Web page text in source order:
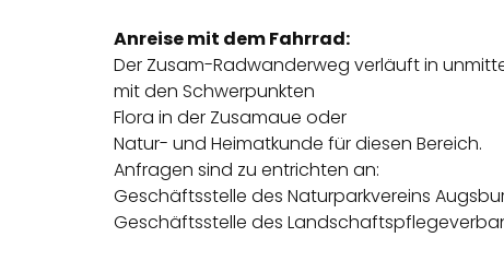
Anreise mit dem Fahrrad:
Der Zusam-Radwanderweg verläuft in
mit den Schwerpunkten
Flora in der Zusamaue oder
Natur- und Heimatkunde für diesen Bereich.
Anfragen sind zu entrichten an:
Geschäftsstelle des Naturparkvereins
Geschäftsstelle des